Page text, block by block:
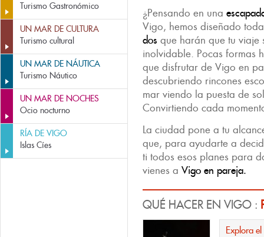
Turismo Gastronómico
UN MAR DE CULTURA
Turismo cultural
UN MAR DE NÁUTICA
Turismo Náutico
UN MAR DE NOCHES
Ocio nocturno
RÍA DE VIGO
Islas Cíes
¿Pensando en una
Vigo, hemos diseñado
dos que harán que tu viaje
inolvidable. Pocas formas
que disfrutar de Vigo en
descubriendo rincones
mar viendo la puesta de
Convirtiendo cada
La ciudad pone a tu
que, para ayudarte a
ti todos esos planes para
vienes a Vigo en pareja.
QUÉ HACER EN VIGO :
Explora